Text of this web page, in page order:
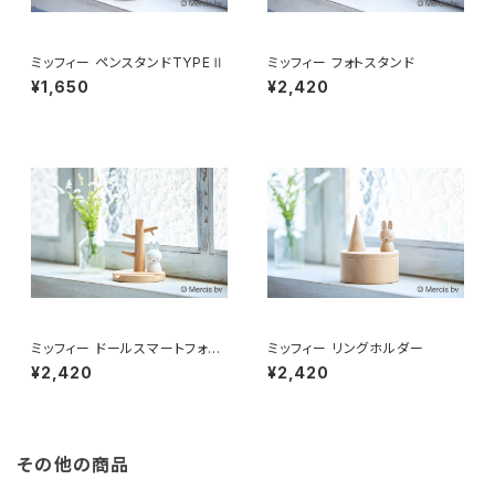
ミッフィー ペンスタンドTYPEⅡ
¥1,650
ミッフィー フォトスタンド
¥2,420
ミッフィー ドールスマートフォン
スタンド
¥2,420
ミッフィー リングホルダー
¥2,420
その他の商品